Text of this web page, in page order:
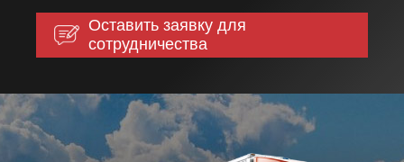
Оставить заявку для
сотрудничества